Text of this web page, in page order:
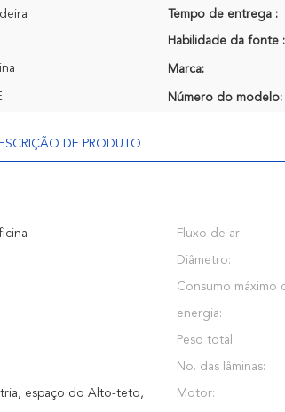
Tempo de entrega :
Habilidade da fonte :
Marca:
Número do modelo:
DE PRODUTO
Fluxo de ar:
Diâmetro:
Consumo máximo
energia:
Peso total:
No. das lâminas:
espaço do Alto-teto, Motor: